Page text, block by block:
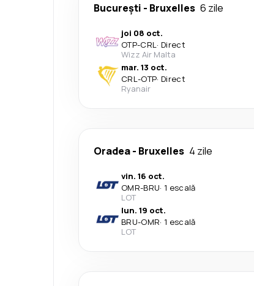
București - Bruxelles 6 zile
joi 08 oct.
OTP-CRL· Direct
Wizz Air Malta
mar. 13 oct.
CRL-OTP· Direct
Ryanair
Oradea- Bruxelles 4 zile
vin. 16 oct.
OMR-BRU· 1 escală
LOT
lun. 19 oct.
BRU-OMR· 1 escală
LOT